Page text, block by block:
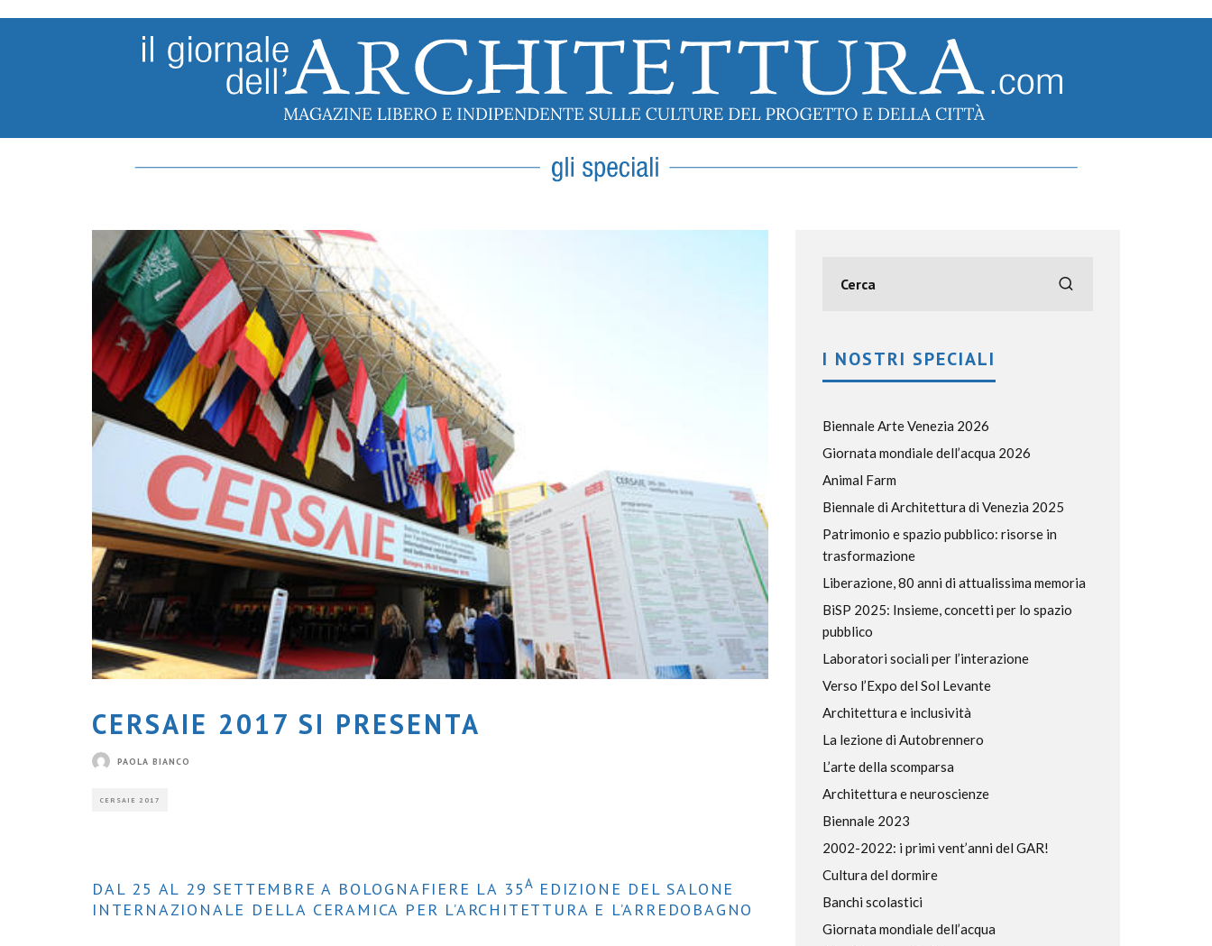
CERSAIE 2017 SI PRESENTA
PAOLA BIANCO
CERSAIE 2017
DAL 25 AL 29 SETTEMBRE A BOLOGNAFIERE LA 35A EDIZIONE DEL SALONE
INTERNAZIONALE DELLA CERAMICA PER L’ARCHITETTURA E L’ARREDOBAGNO
I NOSTRI SPECIALI
Biennale Arte Venezia 2026
Giornata mondiale dell’acqua 2026
Animal Farm
Biennale di Architettura di Venezia 2025
Patrimonio e spazio pubblico: risorse in
trasformazione
Liberazione, 80 anni di attualissima memoria
BiSP 2025: Insieme, concetti per lo spazio
pubblico
Laboratori sociali per l’interazione
Verso l’Expo del Sol Levante
Architettura e inclusività
La lezione di Autobrennero
L’arte della scomparsa
Architettura e neuroscienze
Biennale 2023
2002-2022: i primi vent’anni del GAR!
Cultura del dormire
Banchi scolastici
Giornata mondiale dell’acqua